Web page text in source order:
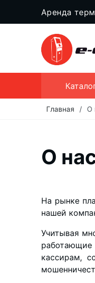
Аренда
Главная / О
О
На рынке
нашей
Учитывая
кассирам,